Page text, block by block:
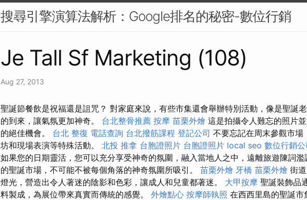
搜尋引擎演算法解析：Google排名的秘密-數位行銷
Je Tall Sf Marketing (108)
Aug 27, 2013
聖誕節餐飲是祝福還是詛咒？ 對家庭來說，有些市集還會舉辦特別活動，像是聖誕
的到來，讓氣氛更加神奇。 台北整骨推薦 按摩 苗栗外燴 這是拍攝令人難忘的照片
的絕佳機會。 台北 整復 電話查詢 台北撥筋課程 登記公司 不要忘記在周末參觀市場
坊和現場表演等特殊活動。 北投 推拿 台胞證照片 台胞證照片 local seo 數位行銷公
如果您的日期靈活，您可以充分享受神奇的氛圍，融入當地人之中，遠離旅遊陳詞
的聖誕市場，不可能不被每個角落的神奇氛圍所吸引。 苗栗外燴 牙橋 苗栗外燴 街
燈光，營造出令人著迷的陰影和色彩，讓成人和兒童都著迷。 大甲按摩 聖誕裝飾品
料製成，為展位帶來真實而傳統的感覺。 外燴點心 按摩師執照 在西西里島的聖誕